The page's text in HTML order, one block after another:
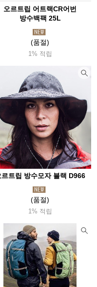
오르트립 어트랙CR어번
방수백팩 25L
(품절)
1% 적립
르트립 방수모자 블랙 D966
(품절)
1% 적립